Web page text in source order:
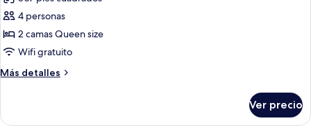
de
Island
Suite
4 personas
2 camas Queen size
Wifi gratuito
Más detalles
Más
Suite
Ver precio